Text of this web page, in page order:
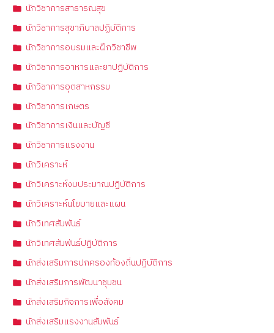
นักวิชาการสาธารณสุข
นักวิชาการสุขาภิบาลปฏิบัติการ
นักวิชาการอบรมและฝึกวิชาชีพ
นักวิชาการอาหารและยาปฏิบัติการ
นักวิชาการอุตสาหกรรม
นักวิชาการเกษตร
นักวิชาการเงินและบัญชี
นักวิชาการแรงงาน
นักวิเคราะห์
นักวิเคราะห์งบประมาณปฏิบัติการ
นักวิเคราะห์นโยบายและแผน
นักวิเทศสัมพันธ์
นักวิเทศสัมพันธ์ปฏิบัติการ
นักส่งเสริมการปกครองท้องถิ่นปฏิบัติการ
นักส่งเสริมการพัฒนาชุมชน
นักส่งเสริมกิจการเพื่อสังคม
นักส่งเสริมแรงงานสัมพันธ์